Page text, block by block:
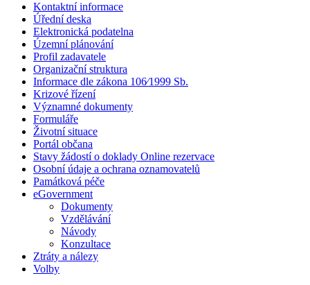
Kontaktní informace
Úřední deska
Elektronická podatelna
Územní plánování
Profil zadavatele
Organizační struktura
Informace dle zákona 106⁄1999 Sb.
Krizové řízení
Významné dokumenty
Formuláře
Životní situace
Portál občana
Stavy žádostí o doklady Online rezervace
Osobní údaje a ochrana oznamovatelů
Památková péče
eGovernment
Dokumenty
Vzdělávání
Návody
Konzultace
Ztráty a nálezy
Volby